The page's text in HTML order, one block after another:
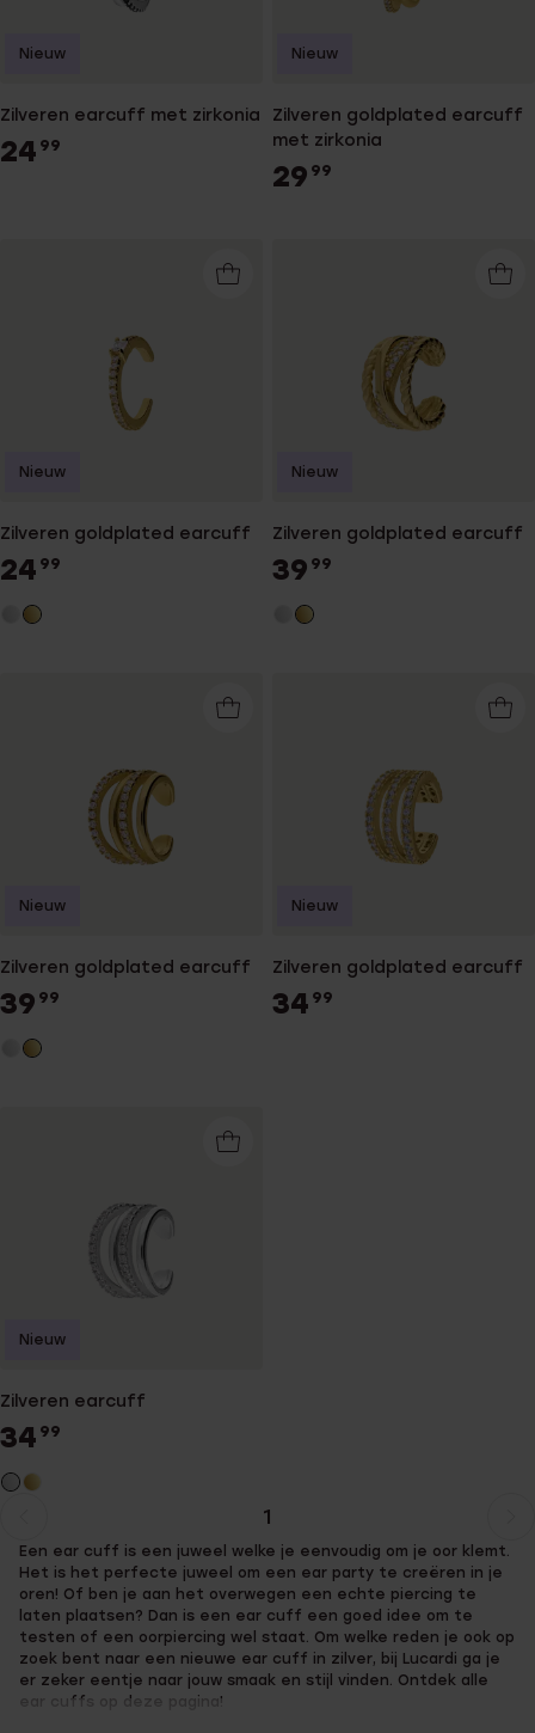
Zilveren earcuff met zirkonia
24 99
Nieuw
Zilveren goldplated earcuff
met zirkonia
29 99
Nieuw
Zilveren goldplated earcuff
24 99
Nieuw
Zilveren goldplated earcuff
39 99
Nieuw
Zilveren goldplated earcuff
39 99
Nieuw
Zilveren goldplated earcuff
34 99
Nieuw
Zilveren earcuff
34 99
Nieuw
pagina
1
naar
pagina
Een ear cuff is een juweel welke je eenvoudig om je oor klemt.
Het is het perfecte juweel om een ear party te creëren in je
oren! Of ben je aan het overwegen een echte piercing te
laten plaatsen? Dan is een ear cuff een goed idee om te
testen of een oorpiercing wel staat. Om welke reden je ook op
zoek bent naar een nieuwe ear cuff in zilver, bij Lucardi ga je
er zeker eentje naar jouw smaak en stijl vinden. Ontdek alle
ear cuffs op deze pagina!